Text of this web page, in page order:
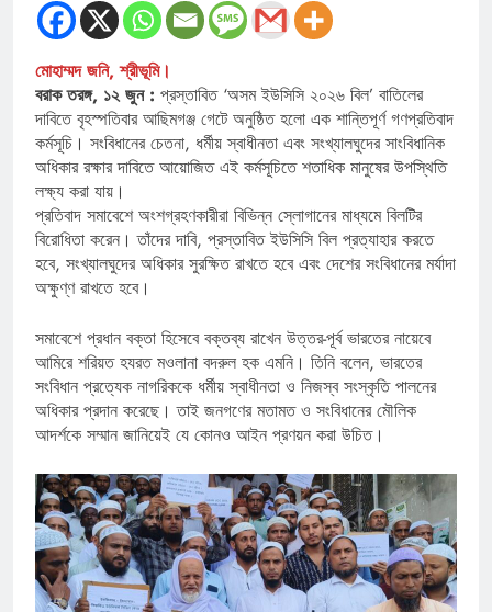
মোহাম্মদ জনি, শ্রীভূমি।
বরাক তরঙ্গ, ১২ জুন : প্রস্তাবিত ‘অসম ইউসিসি ২০২৬ বিল’ বাতিলের
দাবিতে বৃহস্পতিবার আছিমগঞ্জ গেটে অনুষ্ঠিত হলো এক শান্তিপূর্ণ গণপ্রতিবাদ
কর্মসূচি। সংবিধানের চেতনা, ধর্মীয় স্বাধীনতা এবং সংখ্যালঘুদের সাংবিধানিক
অধিকার রক্ষার দাবিতে আয়োজিত এই কর্মসূচিতে শতাধিক মানুষের উপস্থিতি
লক্ষ্য করা যায়।
প্রতিবাদ সমাবেশে অংশগ্রহণকারীরা বিভিন্ন স্লোগানের মাধ্যমে বিলটির
বিরোধিতা করেন। তাঁদের দাবি, প্রস্তাবিত ইউসিসি বিল প্রত্যাহার করতে
হবে, সংখ্যালঘুদের অধিকার সুরক্ষিত রাখতে হবে এবং দেশের সংবিধানের মর্যাদা
অক্ষুণ্ণ রাখতে হবে।
সমাবেশে প্রধান বক্তা হিসেবে বক্তব্য রাখেন উত্তর-পূর্ব ভারতের নায়েবে
আমিরে শরিয়ত হযরত মওলানা বদরুল হক এমনি। তিনি বলেন, ভারতের
সংবিধান প্রত্যেক নাগরিককে ধর্মীয় স্বাধীনতা ও নিজস্ব সংস্কৃতি পালনের
অধিকার প্রদান করেছে। তাই জনগণের মতামত ও সংবিধানের মৌলিক
আদর্শকে সম্মান জানিয়েই যে কোনও আইন প্রণয়ন করা উচিত।